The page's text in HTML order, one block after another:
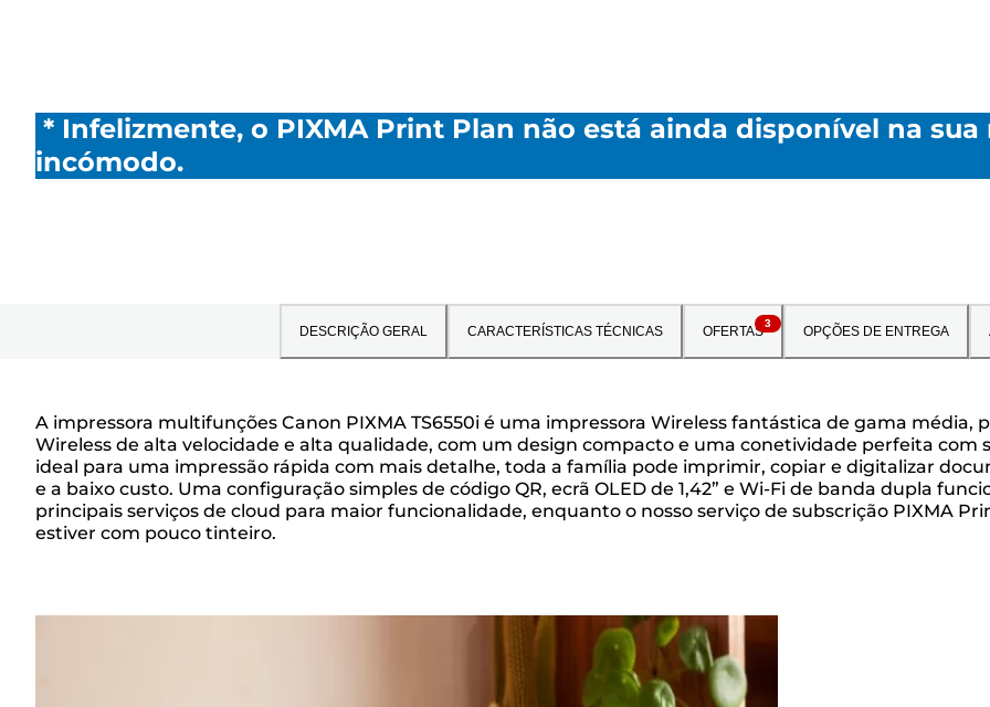
* Infelizmente, o PIXMA Print Plan não está ainda disponível na
incómodo.
DESCRIÇÃO GERAL CARACTERÍSTICAS TÉCNICAS OFERTAS
3
OPÇÕES DE ENTREGA
Descrição
geral
A impressora multifunções Canon PIXMA TS6550i é uma impressora Wireless fantástica de gama média,
Wireless de alta velocidade e alta qualidade, com um design compacto e uma conetividade perfeita
ideal para uma impressão rápida com mais detalhe, toda a família pode imprimir, copiar e digitalizar
e a baixo custo. Uma configuração simples de código QR, ecrã OLED de 1,42” e Wi-Fi de banda dupla
principais serviços de cloud para maior funcionalidade, enquanto o nosso serviço de subscrição PIXMA
estiver com pouco tinteiro.